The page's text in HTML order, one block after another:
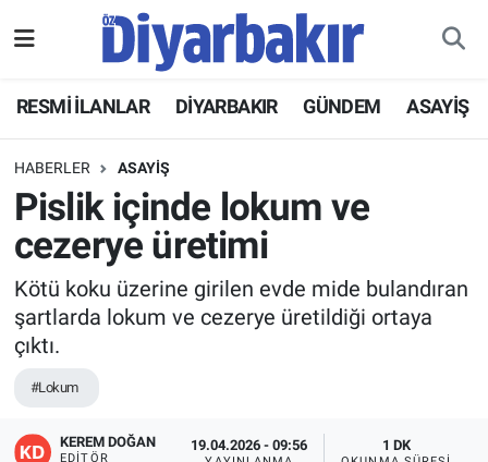
RESMİ İLANLAR DİYARBAKIR GÜNDEM ASAYİŞ
HABERLER ASAYİŞ
Pislik içinde lokum ve
cezerye üretimi
Kötü koku üzerine girilen evde mide bulandıran
şartlarda lokum ve cezerye üretildiği ortaya
çıktı.
#Lokum
KEREM DOĞAN
EDITÖR
19.04.2026 - 09:56 1 DK
ASAYİŞ
DİYARBAKIR
EKONOMİ
GÜNDEM
Hava Durumu
Namaz Vakitleri
Trafik Durumu
Süper Lig Puan Durumu ve Fikstür